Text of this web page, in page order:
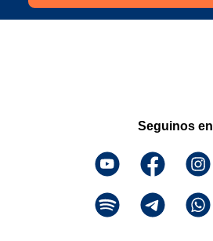
Seguinos en